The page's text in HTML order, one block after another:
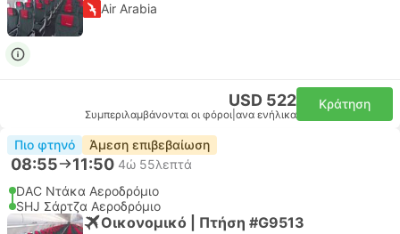
Air Arabia
USD 522
Συμπεριλαμβάνονται οι φόροι ανα ενήλικα
Κράτηση
Πιο φτηνό Άμεση επιβεβαίωση
08:55 11:50 4ώ 55λεπτά
DAC Ντάκα Αεροδρόμιο
SHJ Σάρτζα Αεροδρόμιο
Οικονομικό | Πτήση #G9513